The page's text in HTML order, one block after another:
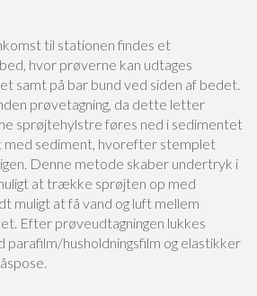
til stationen findes et
hvor prøverne kan udtages
samt på bar bund ved siden af bedet.
prøvetagning, da dette letter
sprøjtehylstre føres ned i sedimentet
sediment, hvorefter stemplet
Denne metode skaber undertryk i
at trække sprøjten op med
muligt at få vand og luft mellem
Efter prøveudtagningen lukkes
parafilm/husholdningsfilm og elastikker